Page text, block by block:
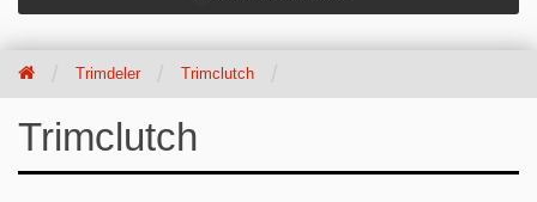
Trimdeler Trimclutch
Trimclutch